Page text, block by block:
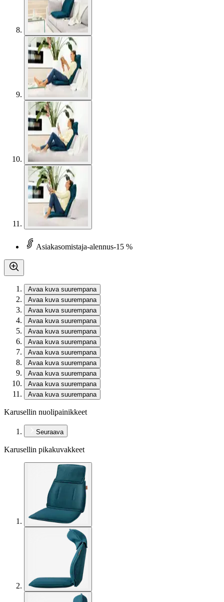
Asiakasomistaja-alennus-15 %
Avaa kuva suurempana
Avaa kuva suurempana
Avaa kuva suurempana
Avaa kuva suurempana
Avaa kuva suurempana
Avaa kuva suurempana
Avaa kuva suurempana
Avaa kuva suurempana
Avaa kuva suurempana
Avaa kuva suurempana
Avaa kuva suurempana
Karusellin nuolipainikkeet
Seuraava
Karusellin pikakuvakkeet